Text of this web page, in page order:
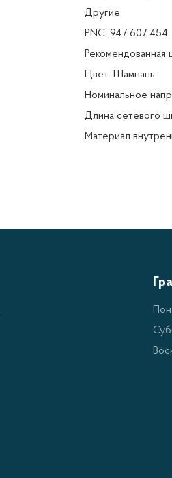
Другие
PNC: 947 607 454
Рекомендованная
Цвет: Шампань
Номинальное
Длина сетевого
Материал